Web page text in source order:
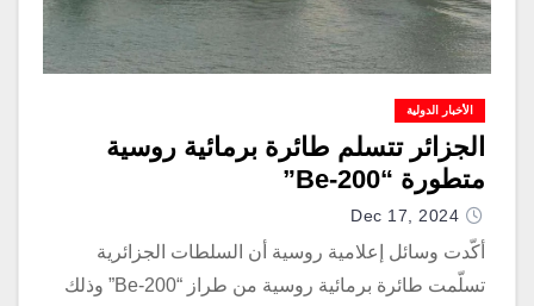
الأخبار الدولية
الجزائر تتسلم طائرة برمائية روسية
متطورة “Be-200”
Dec 17, 2024
أكّدت وسائل إعلامية روسية أن السلطات الجزائرية
تسلّمت طائرة برمائية روسية من طراز “Be-200” وذلك